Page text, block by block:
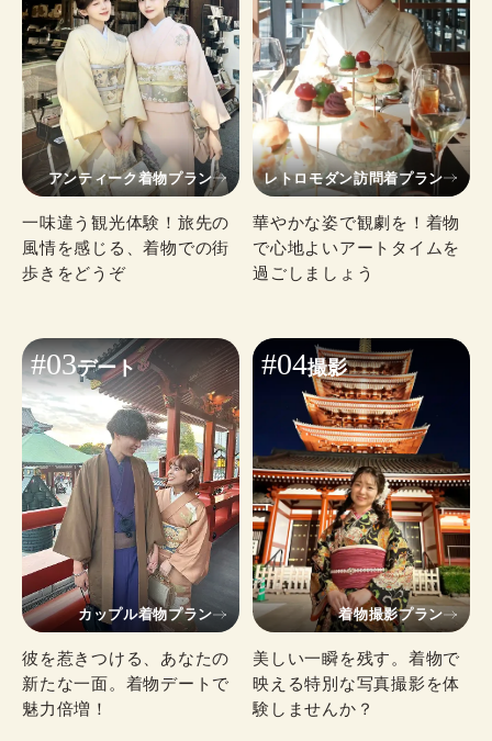
予約する
アンティーク着物プラン
一味違う観光体験！旅先の
風情を感じる、着物での街
歩きをどうぞ
レトロモダン訪問着プラン
華やかな姿で観劇を！着物
で心地よいアートタイムを
過ごしましょう
#03デート
カップル着物プラン
彼を惹きつける、あなたの
新たな一面。着物デートで
魅力倍増！
#04撮影
着物撮影プラン
美しい一瞬を残す。着物で
映える特別な写真撮影を体
験しませんか？